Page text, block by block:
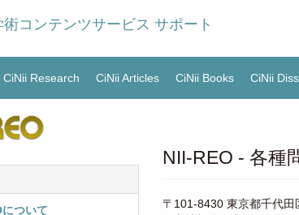
術コンテンツサービス サポート
CiNii Research CiNii Articles CiNii Books CiNii
ついて
NII-REO - 各種
〒101-8430 東京都千代田